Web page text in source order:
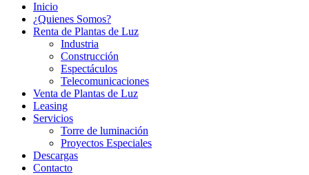
Inicio
¿Quienes Somos?
Renta de Plantas de Luz
Industria
Construcción
Espectáculos
Telecomunicaciones
Venta de Plantas de Luz
Leasing
Servicios
Torre de luminación
Proyectos Especiales
Descargas
Contacto